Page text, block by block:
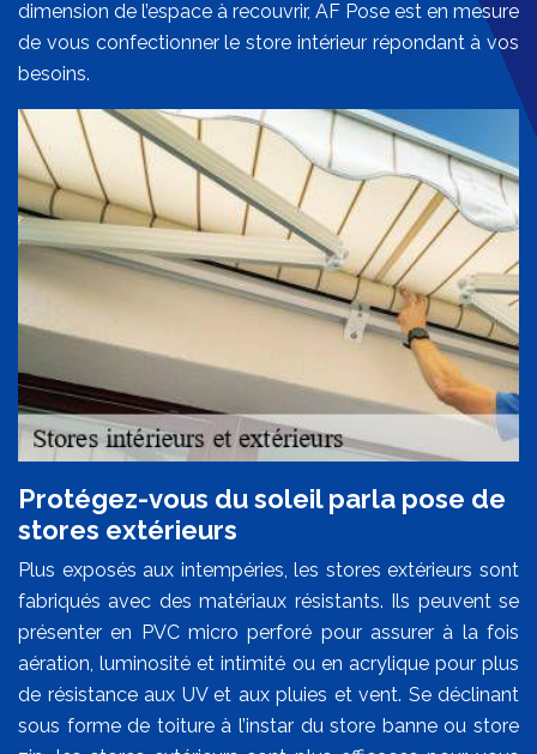
dimension de l’espace à recouvrir, AF Pose est en mesure
de vous confectionner le store intérieur répondant à vos
besoins.
Protégez-vous du soleil parla pose de
stores extérieurs
Plus exposés aux intempéries, les stores extérieurs sont
fabriqués avec des matériaux résistants. Ils peuvent se
présenter en PVC micro perforé pour assurer à la fois
aération, luminosité et intimité ou en acrylique pour plus
de résistance aux UV et aux pluies et vent. Se déclinant
sous forme de toiture à l’instar du store banne ou store